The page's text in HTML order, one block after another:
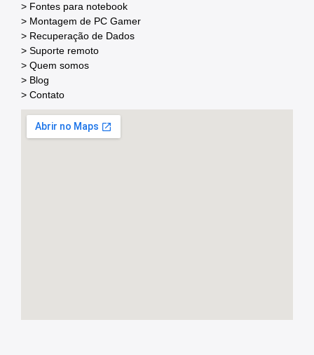
> Fontes para notebook
> Montagem de PC Gamer
> Recuperação de Dados
> Suporte remoto
> Quem somos
> Blog
> Contato